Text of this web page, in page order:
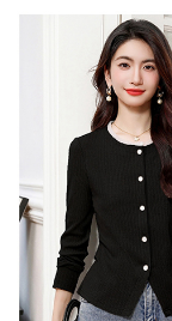
【注意事項】
１．透過由恩沛科技
易，需依本服務之必
權轉讓予恩沛科技股
２．關於個人資料處
https://aftee.tw/terms/
３．未成年的使用者
「AFTEE先享後付」
任。
４．使用「AFTEE先
時審查核予不同之上
請求用戶進行身份認證
５．嚴禁一人註冊多
恩沛科技股份有限公
每筆NT$80，滿
付款後7-11取貨
每筆NT$80，滿
每筆NT$70，滿
離島-郵局寄送
每筆NT$90，滿
國家/地區配送